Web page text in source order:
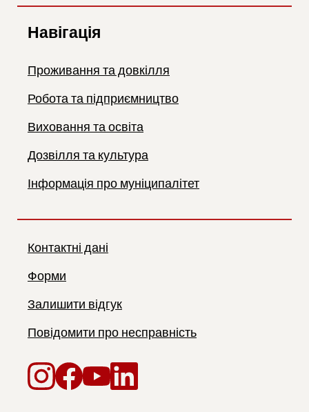
Навігація
Проживання та довкілля
Робота та підприємництво
Виховання та освіта
Дозвілля та культура
Інформація про муніципалітет
Контактні дані
Форми
Залишити відгук
Повідомити про несправність
Instagram
Facebook
YouTube
LinkedIn